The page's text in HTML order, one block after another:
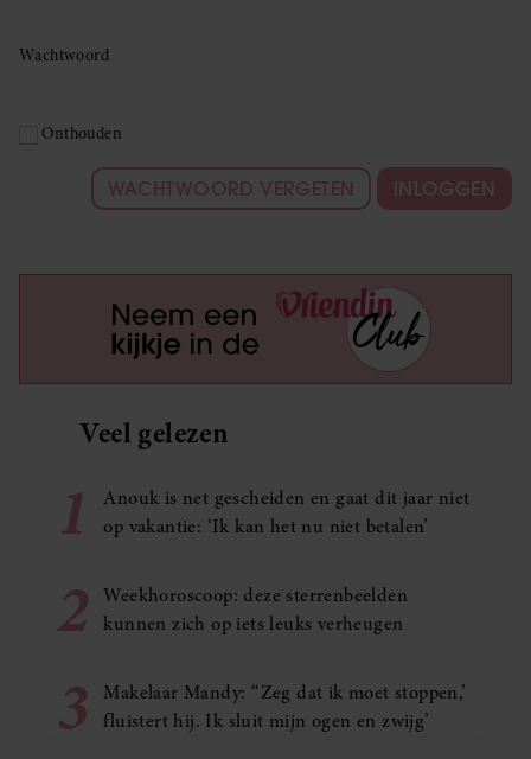
Wachtwoord
Onthouden
WACHTWOORD VERGETEN INLOGGEN
Veel gelezen
1
Anouk is net gescheiden en gaat dit jaar niet
op vakantie: ‘Ik kan het nu niet betalen’
2
Weekhoroscoop: deze sterrenbeelden
kunnen zich op iets leuks verheugen
3
Makelaar Mandy: ‘‘Zeg dat ik moet stoppen,’
fluistert hij. Ik sluit mijn ogen en zwijg’